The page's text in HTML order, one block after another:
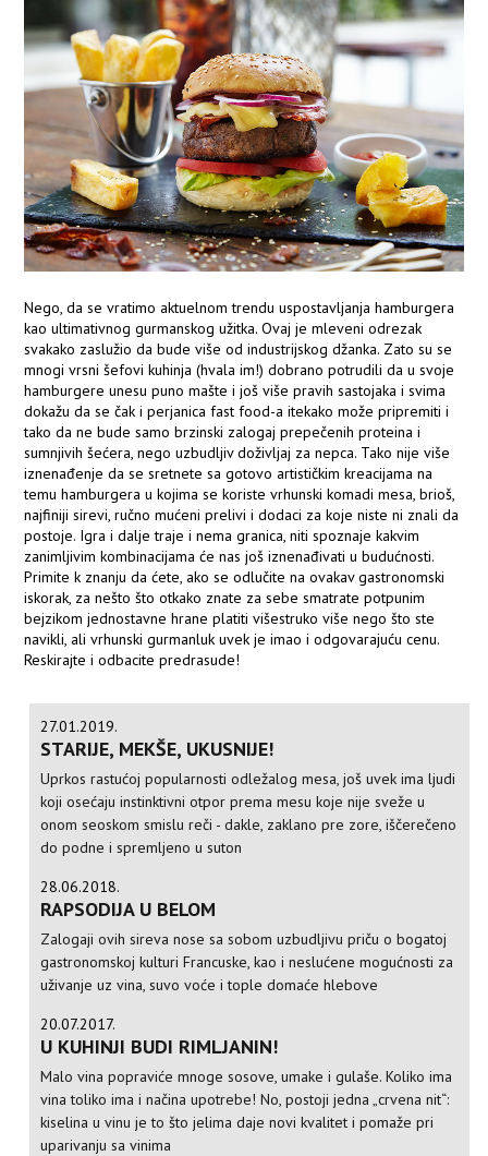
Nego, da se vratimo aktuelnom trendu uspostavljanja hamburgera
kao ultimativnog gurmanskog užitka. Ovaj je mleveni odrezak
svakako zaslužio da bude više od industrijskog džanka. Zato su se
mnogi vrsni šefovi kuhinja (hvala im!) dobrano potrudili da u svoje
hamburgere unesu puno mašte i još više pravih sastojaka i svima
dokažu da se čak i perjanica fast food-a itekako može pripremiti i
tako da ne bude samo brzinski zalogaj prepečenih proteina i
sumnjivih šećera, nego uzbudljiv doživljaj za nepca. Tako nije više
iznenađenje da se sretnete sa gotovo artističkim kreacijama na
temu hamburgera u kojima se koriste vrhunski komadi mesa, brioš,
najfiniji sirevi, ručno mućeni prelivi i dodaci za koje niste ni znali da
postoje. Igra i dalje traje i nema granica, niti spoznaje kakvim
zanimljivim kombinacijama će nas još iznenađivati u budućnosti.
Primite k znanju da ćete, ako se odlučite na ovakav gastronomski
iskorak, za nešto što otkako znate za sebe smatrate potpunim
bejzikom jednostavne hrane platiti višestruko više nego što ste
navikli, ali vrhunski gurmanluk uvek je imao i odgovarajuću cenu.
Reskirajte i odbacite predrasude!
27.01.2019.
STARIJE, MEKŠE, UKUSNIJE!
Uprkos rastućoj popularnosti odležalog mesa, još uvek ima ljudi
koji osećaju instinktivni otpor prema mesu koje nije sveže u
onom seoskom smislu reči - dakle, zaklano pre zore, iščerečeno
do podne i spremljeno u suton
28.06.2018.
RAPSODIJA U BELOM
Zalogaji ovih sireva nose sa sobom uzbudljivu priču o bogatoj
gastronomskoj kulturi Francuske, kao i neslućene mogućnosti za
uživanje uz vina, suvo voće i tople domaće hlebove
20.07.2017.
U KUHINJI BUDI RIMLJANIN!
Malo vina popraviće mnoge sosove, umake i gulaše. Koliko ima
vina toliko ima i načina upotrebe! No, postoji jedna „crvena nit“:
kiselina u vinu je to što jelima daje novi kvalitet i pomaže pri
uparivanju sa vinima